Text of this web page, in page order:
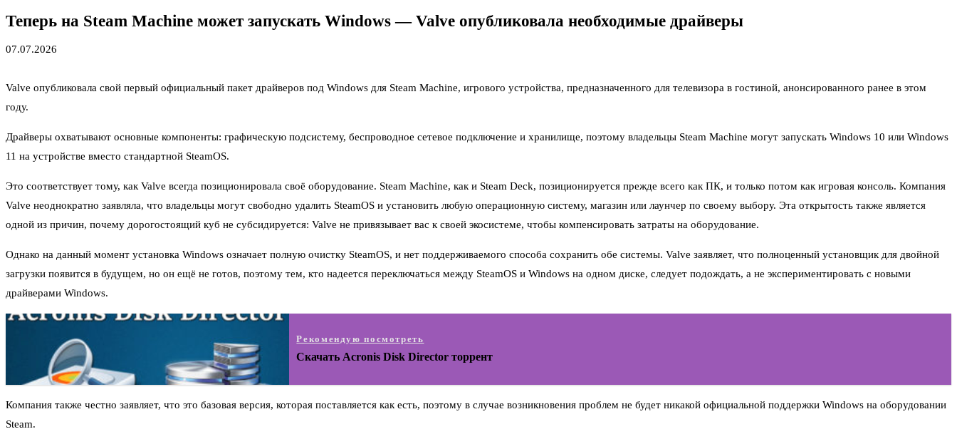
Теперь на Steam Machine может запускать Windows — Valve опубликовала необходимые драйверы
07.07.2026
Valve опубликовала свой первый официальный пакет драйверов под Windows для Steam Machine, игрового устройства, предназначенного для телевизора в гостиной, анонсированного ранее в этом
году.
Драйверы охватывают основные компоненты: графическую подсистему, беспроводное сетевое подключение и хранилище, поэтому владельцы Steam Machine могут запускать Windows 10 или Windows
11 на устройстве вместо стандартной SteamOS.
Это соответствует тому, как Valve всегда позиционировала своё оборудование. Steam Machine, как и Steam Deck, позиционируется прежде всего как ПК, и только потом как игровая консоль. Компания
Valve неоднократно заявляла, что владельцы могут свободно удалить SteamOS и установить любую операционную систему, магазин или лаунчер по своему выбору. Эта открытость также является
одной из причин, почему дорогостоящий куб не субсидируется: Valve не привязывает вас к своей экосистеме, чтобы компенсировать затраты на оборудование.
Однако на данный момент установка Windows означает полную очистку SteamOS, и нет поддерживаемого способа сохранить обе системы. Valve заявляет, что полноценный установщик для двойной
загрузки появится в будущем, но он ещё не готов, поэтому тем, кто надеется переключаться между SteamOS и Windows на одном диске, следует подождать, а не экспериментировать с новыми
драйверами Windows.
Рекомендую посмотреть
Скачать Acronis Disk Director торрент
Компания также честно заявляет, что это базовая версия, которая поставляется как есть, поэтому в случае возникновения проблем не будет никакой официальной поддержки Windows на оборудовании
Steam.